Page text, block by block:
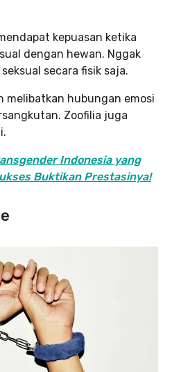
kepuasan ketika
dengan hewan. Nggak
secara fisik saja.
melibatkan hubungan emosi
Zoofilia juga
Indonesia yang
Buktikan Prestasinya!